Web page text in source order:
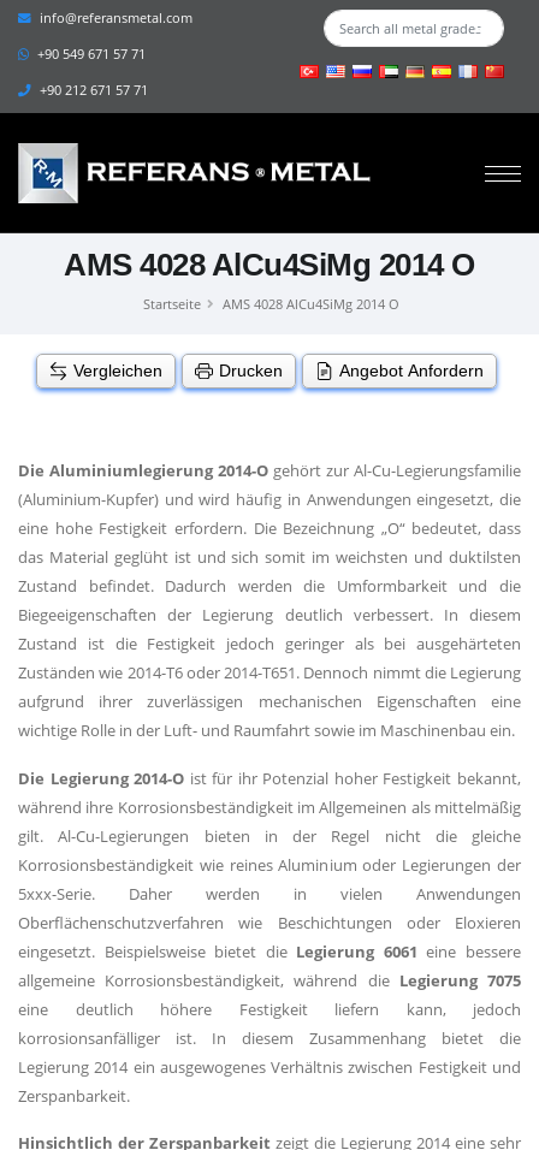
info@referansmetal.com
+90 549 671 57 71
+90 212 671 57 71
AMS 4028 AlCu4SiMg 2014 O
Startseite AMS 4028 AlCu4SiMg 2014 O
Vergleichen Drucken Angebot Anfordern
Die Aluminiumlegierung 2014-O gehört zur Al-Cu-Legierungsfamilie
(Aluminium-Kupfer) und wird häufig in Anwendungen eingesetzt, die
eine hohe Festigkeit erfordern. Die Bezeichnung „O“ bedeutet, dass
das Material geglüht ist und sich somit im weichsten und duktilsten
Zustand befindet. Dadurch werden die Umformbarkeit und die
Biegeeigenschaften der Legierung deutlich verbessert. In diesem
Zustand ist die Festigkeit jedoch geringer als bei ausgehärteten
Zuständen wie 2014-T6 oder 2014-T651. Dennoch nimmt die Legierung
aufgrund ihrer zuverlässigen mechanischen Eigenschaften eine
wichtige Rolle in der Luft- und Raumfahrt sowie im Maschinenbau ein.
Die Legierung 2014-O ist für ihr Potenzial hoher Festigkeit bekannt,
während ihre Korrosionsbeständigkeit im Allgemeinen als mittelmäßig
gilt. Al-Cu-Legierungen bieten in der Regel nicht die gleiche
Korrosionsbeständigkeit wie reines Aluminium oder Legierungen der
5xxx-Serie. Daher werden in vielen Anwendungen
Oberflächenschutzverfahren wie Beschichtungen oder Eloxieren
eingesetzt. Beispielsweise bietet die Legierung 6061 eine bessere
allgemeine Korrosionsbeständigkeit, während die Legierung 7075
eine deutlich höhere Festigkeit liefern kann, jedoch
korrosionsanfälliger ist. In diesem Zusammenhang bietet die
Legierung 2014 ein ausgewogenes Verhältnis zwischen Festigkeit und
Zerspanbarkeit.
Hinsichtlich der Zerspanbarkeit zeigt die Legierung 2014 eine sehr